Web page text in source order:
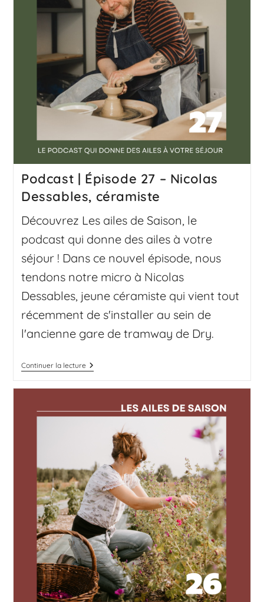
Podcast | Épisode 27 – Nicolas
Dessables, céramiste
Découvrez Les ailes de Saison, le
podcast qui donne des ailes à votre
séjour ! Dans ce nouvel épisode, nous
tendons notre micro à Nicolas
Dessables, jeune céramiste qui vient tout
récemment de s'installer au sein de
l'ancienne gare de tramway de Dry.
Continuer la lecture